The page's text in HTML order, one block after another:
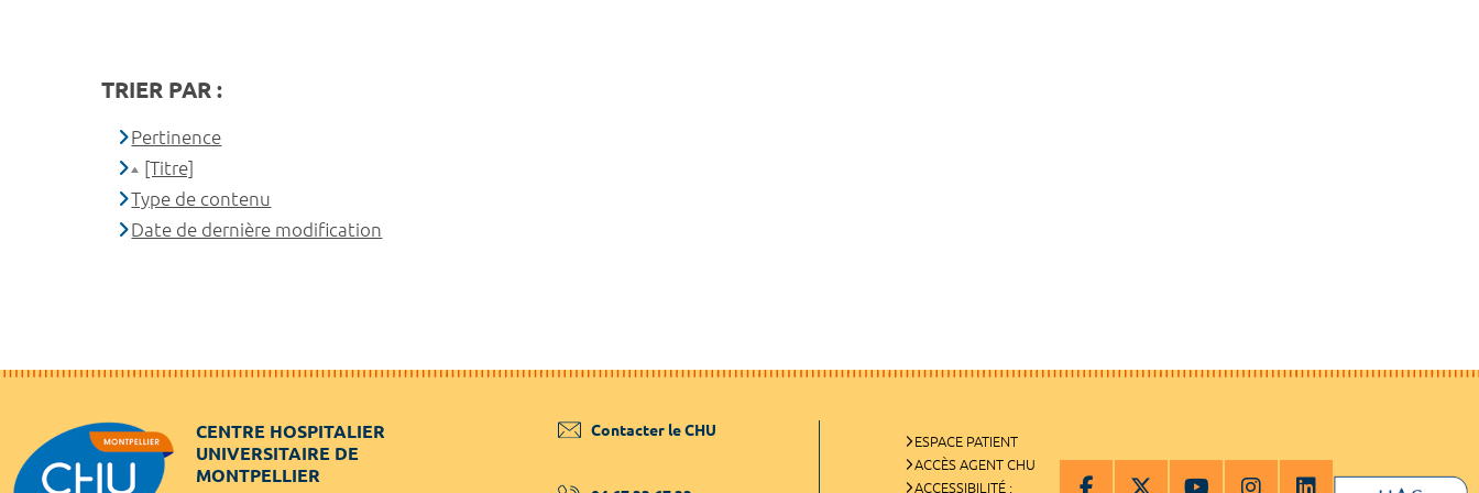
TRIER PAR :
Pertinence
[Titre]
Type de contenu
Date de dernière modification
CENTRE HOSPITALIER
UNIVERSITAIRE DE
MONTPELLIER
Contacter le CHU
ESPACE PATIENT
ACCÈS AGENT CHU
ACCESSIBILITÉ :